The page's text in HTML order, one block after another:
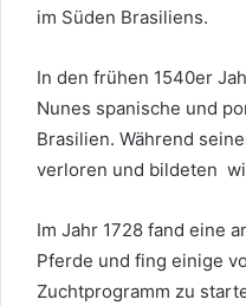
im Süden Brasiliens.
In den frühen 1540er
Nunes spanische und
Brasilien. Während
verloren und bildeten
Im Jahr 1728 fand eine
Pferde und fing einige
Zuchtprogramm zu